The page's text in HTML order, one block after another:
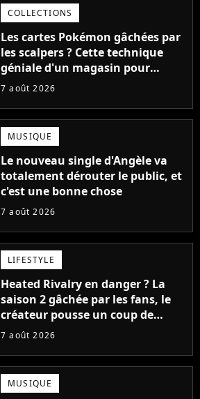
COLLECTIONS
Les cartes Pokémon gâchées par
les scalpers ? Cette technique
géniale d'un magasin pour
ruiner les revendeurs
7 août 2026
MUSIQUE
Le nouveau single d'Angèle va
totalement dérouter le public, et
c'est une bonne chose
7 août 2026
LIFESTYLE
Heated Rivalry en danger ? La
saison 2 gâchée par les fans, le
créateur pousse un coup de
gueule
7 août 2026
MUSIQUE